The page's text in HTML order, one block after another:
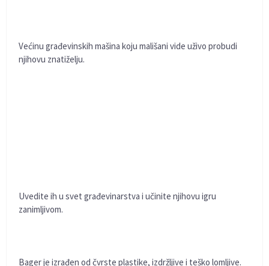
Većinu građevinskih mašina koju mališani vide uživo probudi
njihovu znatiželju.
Uvedite ih u svet građevinarstva i učinite njihovu igru
zanimljivom.
Bager je izrađen od čvrste plastike, izdržljive i teško lomljive.